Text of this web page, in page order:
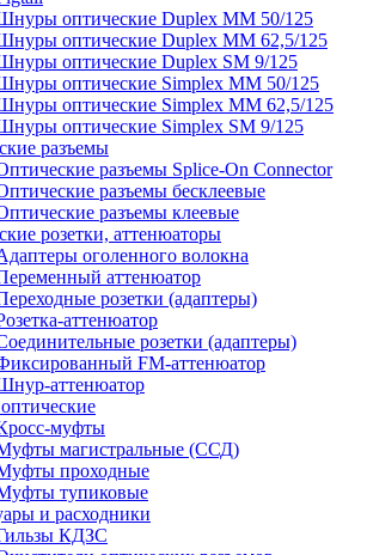
оптические Duplex MM 50/125
оптические Duplex MM 62,5/125
оптические Duplex SM 9/125
оптические Simplex MM 50/125
оптические Simplex MM 62,5/125
оптические Simplex SM 9/125
разъемы
разъемы Splice-On Connector
разъемы бесклеевые
разъемы клеевые
розетки, аттенюаторы
оголенного волокна
аттенюатор
розетки (адаптеры)
аттенюатор
розетки (адаптеры)
FM-аттенюатор
аттенюатор
муфты
магистральные (ССД)
проходные
тупиковые
и расходники
КДЗС